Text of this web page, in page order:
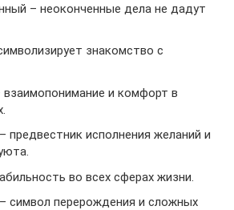
– неоконченные дела не дадут
знакомство с
взаимопонимание и комфорт в
предвестник исполнения желаний и
во всех сферах жизни.
символ перерождения и сложных